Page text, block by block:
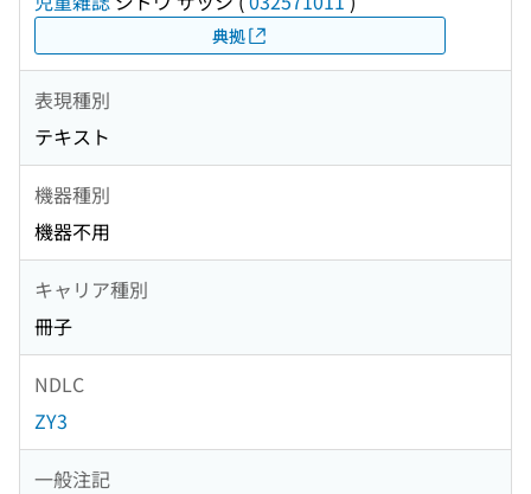
典拠
表現種別
テキスト
機器種別
機器不用
キャリア種別
冊子
NDLC
ZY3
一般注記